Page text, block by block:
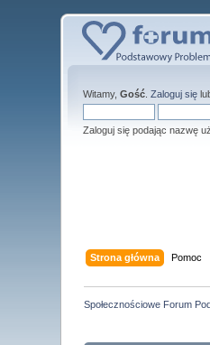
Witamy,Gość .Zaloguj się
Zaloguj się podając nazwę
Strona główna Pomoc
Społecznościowe Forum